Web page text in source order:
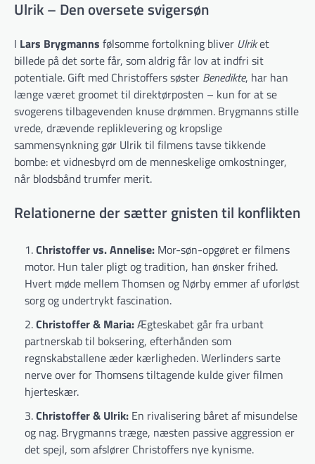
Ulrik – Den oversete svigersøn
I Lars Brygmanns følsomme fortolkning bliver Ulriket
billede på det sorte får, som aldrig får lov at indfri sit
potentiale. Gift med Christoffers søster Benedikte, har han
længe været groomet til direktørposten – kun for at se
svogerens tilbagevenden knuse drømmen. Brygmanns stille
vrede, drævende repliklevering og kropslige
sammensynkning gør Ulrik til filmens tavse tikkende
bombe: et vidnesbyrd om de menneskelige omkostninger,
når blodsbånd trumfer merit.
Relationerne der sætter gnisten til konflikten
Christoffer vs. Annelise: Mor-søn-opgøret er filmens
motor. Hun taler pligt og tradition, han ønsker frihed.
Hvert møde mellem Thomsen og Nørby emmer af uforløst
sorg og undertrykt fascination.
Christoffer & Maria:Ægteskabet går fra urbant
partnerskab til boksering, efterhånden som
regnskabstallene æder kærligheden. Werlinders sarte
nerve over for Thomsens tiltagende kulde giver filmen
hjerteskær.
Christoffer & Ulrik: En rivalisering båret af misundelse
og nag. Brygmanns træge, næsten passive aggression er
det spejl, som afslører Christoffers nye kynisme.